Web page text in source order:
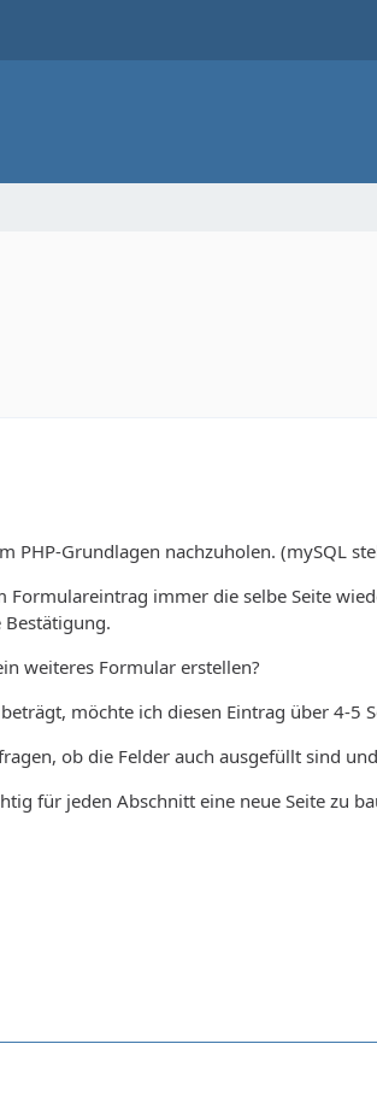
PHP-Grundlagen nachzuholen. (mySQL
Formulareintrag immer die selbe Seite
Bestätigung.
weiteres Formular erstellen?
möchte ich diesen Eintrag über 4-5
ob die Felder auch ausgefüllt sind
für jeden Abschnitt eine neue Seite zu